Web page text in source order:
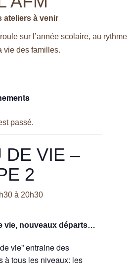
ateliers à venir
sur l’année scolaire, au rythme
vie des familles.
passé.
DE VIE –
2
à 20h30
vie, nouveaux départs…
vie” entraine des
à tous les niveaux: les